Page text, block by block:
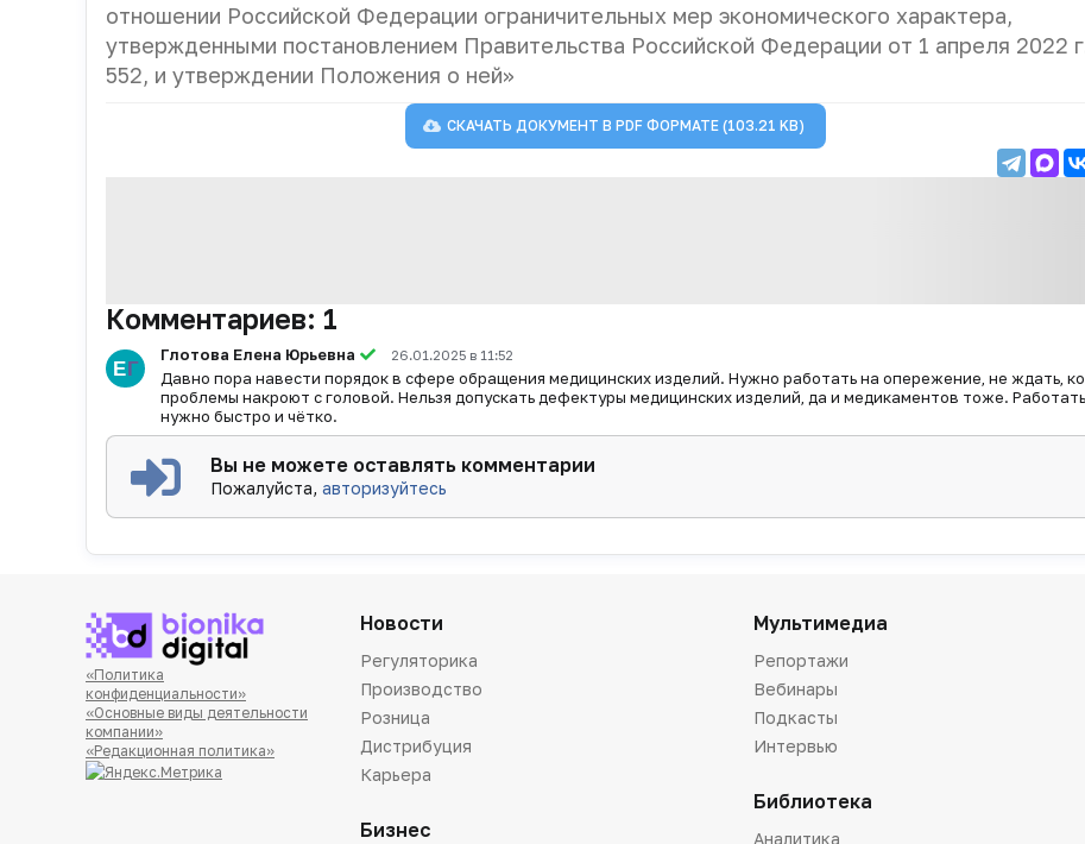
отношении Российской Федерации ограничительных мер экономического характера,
утвержденными постановлением Правительства Российской Федерации от 1 апреля 2022
552, и утверждении Положения о ней»
СКАЧАТЬ ДОКУМЕНТ ВPDF ФОРМАТЕ (103.21 KB)
Комментариев: 1
Глотова Елена Юрьевна 26.01.2025 в 11:52
Давно пора навести порядок в сфере обращения медицинских изделий. Нужно работать на опережение, не ждать,
проблемы накроют с головой. Нельзя допускать дефектуры медицинских изделий, да и медикаментов тоже. Работать
нужно быстро и чётко.
Вы не можете оставлять комментарии
Пожалуйста,авторизуйтесь
«Политика
конфиденциальности»
«Основные виды деятельности
компании»
«Редакционная политика»
Новости
Регуляторика
Производство
Розница
Дистрибуция
Карьера
Бизнес
Мультимедиа
Репортажи
Вебинары
Подкасты
Интервью
Библиотека
Аналитика